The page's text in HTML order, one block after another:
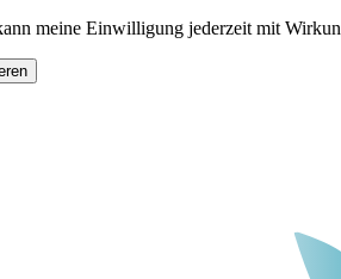
meine Einwilligung jederzeit mit